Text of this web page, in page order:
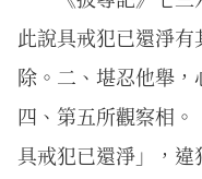
此說具戒犯已還淨
除。二、堪忍他舉
四、第五所觀察相
具戒犯已還淨」，違